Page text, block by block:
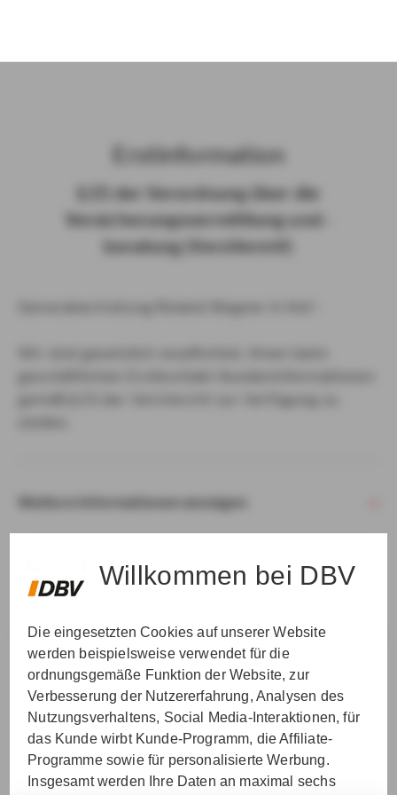
Willkommen bei DBV
Die eingesetzten Cookies auf unserer Website
werden beispielsweise verwendet für die
ordnungsgemäße Funktion der Website, zur
Verbesserung der Nutzererfahrung, Analysen des
Nutzungsverhaltens, Social Media-Interaktionen, für
das Kunde wirbt Kunde-Programm, die Affiliate-
Programme sowie für personalisierte Werbung.
Insgesamt werden Ihre Daten an maximal sechs
Erst­in­for­ma­ti­on
§ 15 der Ver­ord­nung über die
Ver­si­che­rungs­ver­mitt­lung und -​
beratung (Vers­VermV)
Weitere Informationen anzeigen
VER­STAN­DEN & WEI­TER